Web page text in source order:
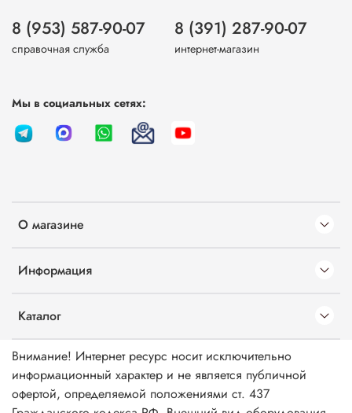
О магазине
Информация
Каталог
8 (953) 587-90-07
справочная служба
8 (391) 287-90-07
интернет-магазин
Мы в социальных сетях:
Внимание! Интернет ресурс носит исключительно
информационный характер и не является публичной
офертой, определяемой положениями ст. 437